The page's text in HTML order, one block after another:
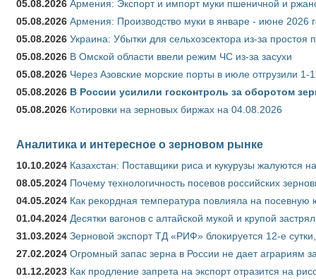
05.08.2026 Армения: Экспорт и импорт муки пшеничной и
05.08.2026 Армения: Производство муки в январе - июне 2026
05.08.2026 Украина: Убытки для сельхозсектора из-за простоя
05.08.2026 В Омской области ввели режим ЧС из-за засухи
05.08.2026 Через Азовские морские порты в июле отгрузили
05.08.2026 В России усилили госконтроль за оборотом
05.08.2026 Котировки на зерновых биржах на 04.08.2026
Аналитика и интересное о зерновом рынке
10.10.2024 Казахстан: Поставщики риса и кукурузы жалуются
08.05.2024 Почему технологичность посевов российских
04.05.2024 Как рекордная температура повлияла на
01.04.2024 Десятки вагонов с алтайской мукой и крупой
31.03.2024 Зерновой экспорт ТД «РИФ» блокируется 12-е
27.02.2024 Огромный запас зерна в России не дает аграриям
01.12.2023 Как продление запрета на экспорт отразится на